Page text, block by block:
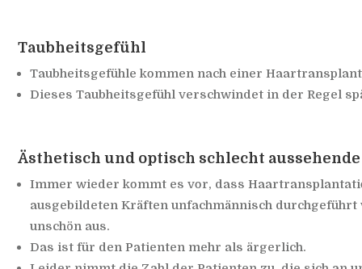
Taubheitsgefühl
Taubheitsgefühle kommen nach einer
Dieses Taubheitsgefühl verschwindet in der Regel
Ästhetisch und optisch schlecht
Immer wieder kommt es vor, dass
ausgebildeten Kräften unfachmännisch
unschön aus.
Das ist für den Patienten mehr als ärgerlich.